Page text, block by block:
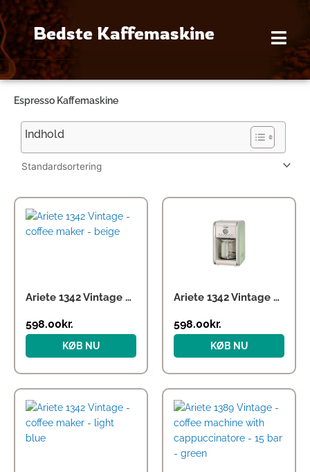
til
indholdetBedste Kaffemaskine
Espresso Kaffemaskine
Indhold
Ariete 1342 Vintage – coffee maker – beige
598.00kr.
KØB NU
Ariete 1342 Vintage – coffee maker – green
598.00kr.
KØB NU